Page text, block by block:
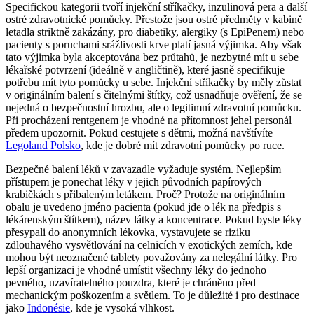
Specifickou kategorii tvoří injekční stříkačky, inzulinová pera a další
ostré zdravotnické pomůcky. Přestože jsou ostré předměty v kabině
letadla striktně zakázány, pro diabetiky, alergiky (s EpiPenem) nebo
pacienty s poruchami srážlivosti krve platí jasná výjimka. Aby však
tato výjimka byla akceptována bez průtahů, je nezbytné mít u sebe
lékařské potvrzení (ideálně v angličtině), které jasně specifikuje
potřebu mít tyto pomůcky u sebe. Injekční stříkačky by měly zůstat
v originálním balení s čitelnými štítky, což usnadňuje ověření, že se
nejedná o bezpečnostní hrozbu, ale o legitimní zdravotní pomůcku.
Při procházení rentgenem je vhodné na přítomnost jehel personál
předem upozornit. Pokud cestujete s dětmi, možná navštívíte
Legoland Polsko, kde je dobré mít zdravotní pomůcky po ruce.
Bezpečné balení léků v zavazadle vyžaduje systém. Nejlepším
přístupem je ponechat léky v jejich původních papírových
krabičkách s přibaleným letákem. Proč? Protože na originálním
obalu je uvedeno jméno pacienta (pokud jde o lék na předpis s
lékárenským štítkem), název látky a koncentrace. Pokud byste léky
přesypali do anonymních lékovka, vystavujete se riziku
zdlouhavého vysvětlování na celnicích v exotických zemích, kde
mohou být neoznačené tablety považovány za nelegální látky. Pro
lepší organizaci je vhodné umístit všechny léky do jednoho
pevného, uzavíratelného pouzdra, které je chráněno před
mechanickým poškozením a světlem. To je důležité i pro destinace
jako Indonésie, kde je vysoká vlhkost.